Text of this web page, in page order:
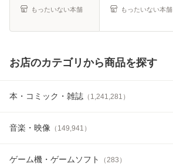
もったいない本舗 もったいない本舗
お店のカテゴリから商品を探す
本・コミック・雑誌 （ 1,241,281 ）
音楽・映像 （ 149,941 ）
ゲーム機・ゲームソフト （283 ）